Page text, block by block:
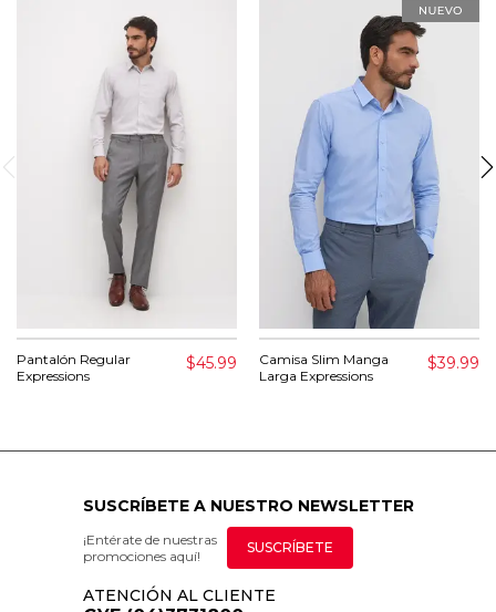
Pantalón Regular
Expressions
$45.99
Camisa Slim Manga
Larga Expressions
$39.99
SUSCRÍBETE A NUESTRO NEWSLETTER
¡Entérate de nuestras
promociones aquí!
SUSCRÍBETE
ATENCIÓN AL CLIENTE